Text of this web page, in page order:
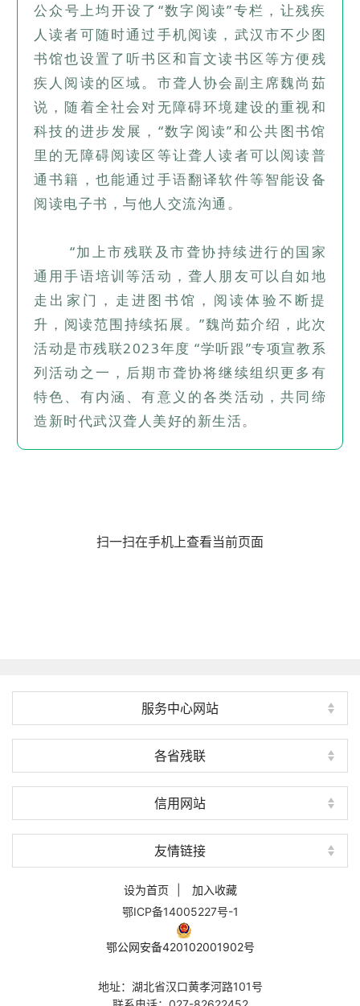
公众号上均开设了“数字阅读”专栏，让残疾
人读者可随时通过手机阅读，武汉市不少图
书馆也设置了听书区和盲文读书区等方便残
疾人阅读的区域。 市聋人协会副主席魏尚茹
说，随着全社会对无障碍环境建设的重视和
科技的进步发展，“数字阅读”和公共图书馆
里的无障碍阅读区等让聋人读者可以阅读普
通书籍，也能通过手语翻译软件等智能设备
阅读电子书，与他人交流沟通。
“加上市残联及市聋协持续进行的国家
通用手语培训等活动，聋人朋友可以自如地
走出家门，走进图书馆，阅读体验不断提
升，阅读范围持续拓展。”魏尚茹介绍， 此次
活动是市残联2023年度 “学听跟”专项宣教系
列活动之一，后期市聋协将继续组织更多有
特色、有内涵、有意义的各类活动，共同缔
造新时代武汉聋人美好的新生活。
扫一扫在手机上查看当前页面
服务中心网站
各省残联
信用网站
友情链接
设为首页
加入收藏
鄂ICP备14005227号-1
鄂公网安备420102001902号
地址：湖北省汉口黄孝河路101号